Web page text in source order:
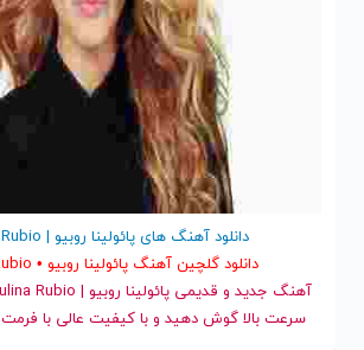
دانلود آهنگ های پائولینا روبیو | Paulina Rubio
دانلود گلچین آهنگ پائولینا روبیو • Paulina Rubio
آهنگ جدید
سرعت بالا گوش دهید و با کیفیت عالی با فرمت mp3 دانلود کنید